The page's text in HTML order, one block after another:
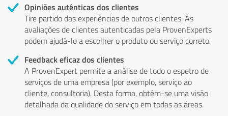
Opiniões autênticas dos clientes
Tire partido das experiências de outros clientes: As
avaliações de clientes autenticadas pela ProvenExperts
podem ajudá-lo a escolher o produto ou serviço correto.
Feedback eficaz dos clientes
A ProvenExpert permite a análise de todo o espetro de
serviços de uma empresa (por exemplo, serviço ao
cliente, consultoria). Desta forma, obtém-se uma visão
detalhada da qualidade do serviço em todas as áreas.